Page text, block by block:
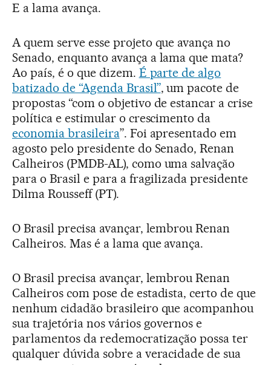
E a lama avança.
A quem serve esse projeto que avança no
Senado, enquanto avança a lama que mata?
Ao país, é o que dizem. É parte de algo
batizado de “Agenda Brasil”, um pacote de
propostas “com o objetivo de estancar a crise
política e estimular o crescimento da
economia brasileira”. Foi apresentado em
agosto pelo presidente do Senado, Renan
Calheiros (PMDB-AL), como uma salvação
para o Brasil e para a fragilizada presidente
Dilma Rousseff (PT).
O Brasil precisa avançar, lembrou Renan
Calheiros. Mas é a lama que avança.
O Brasil precisa avançar, lembrou Renan
Calheiros com pose de estadista, certo de que
nenhum cidadão brasileiro que acompanhou
sua trajetória nos vários governos e
parlamentos da redemocratização possa ter
qualquer dúvida sobre a veracidade de sua